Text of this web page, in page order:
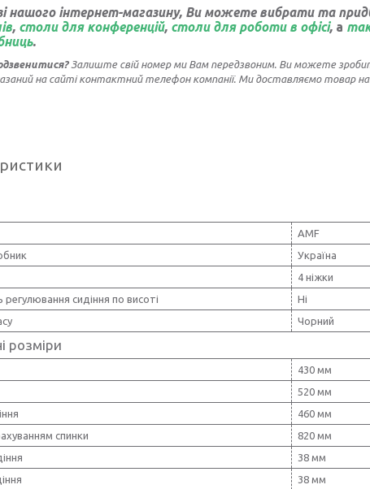
нашого інтернет-магазину, Ви можете вибрати та
, столи для конференцій, столи для роботи в офісі, а
.
Залиште свій номер ми Вам передзвоним. Ви можете
на сайті контактний телефон компанії. Ми доставляємо товар на
AMF
Україна
4 ніжки
сидіння по висоті
Ні
Чорний
розміри
430 мм
520 мм
460 мм
спинки
820 мм
38 мм
38 мм